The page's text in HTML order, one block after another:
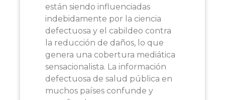
están siendo influenciadas
indebidamente por la ciencia
defectuosa y el cabildeo contra
la reducción de daños, lo que
genera una cobertura mediática
sensacionalista. La información
defectuosa de salud pública en
muchos países confunde y